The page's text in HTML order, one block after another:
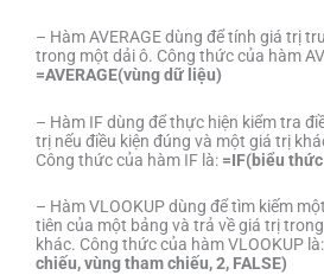
– Hàm AVERAGE dùng để tính giá trị
trong một dải ô. Công thức của hàm
=AVERAGE(vùng dữ liệu)
– Hàm IF dùng để thực hiện kiểm tra
trị nếu điều kiện đúng và một giá trị
Công thức của hàm IF là: =IF(biểu
– Hàm VLOOKUP dùng để tìm kiếm
tiên của một bảng và trả về giá trị
khác. Công thức của hàm VLOOKUP là:
chiếu, vùng tham chiếu, 2, FALSE)